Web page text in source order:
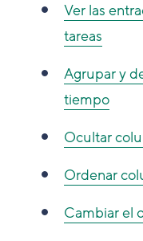
Ver las
tareas
Agrupar y
tiempo
Ocultar
Ordenar
Cambiar el